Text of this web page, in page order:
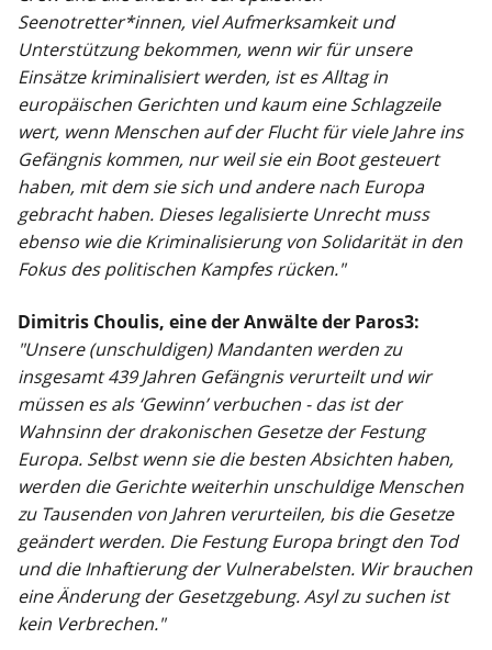
Seenotretter*innen, viel Aufmerksamkeit und
Unterstützung bekommen, wenn wir für unsere
Einsätze kriminalisiert werden, ist es Alltag in
europäischen Gerichten und kaum eine Schlagzeile
wert, wenn Menschen auf der Flucht für viele Jahre ins
Gefängnis kommen, nur weil sie ein Boot gesteuert
haben, mit dem sie sich und andere nach Europa
gebracht haben. Dieses legalisierte Unrecht muss
ebenso wie die Kriminalisierung von Solidarität in den
Fokus des politischen Kampfes rücken."
Dimitris Choulis, eine der Anwälte der Paros3:
"Unsere (unschuldigen) Mandanten werden zu
insgesamt 439 Jahren Gefängnis verurteilt und wir
müssen es als ‘Gewinn’ verbuchen - das ist der
Wahnsinn der drakonischen Gesetze der Festung
Europa. Selbst wenn sie die besten Absichten haben,
werden die Gerichte weiterhin unschuldige Menschen
zu Tausenden von Jahren verurteilen, bis die Gesetze
geändert werden. Die Festung Europa bringt den Tod
und die Inhaftierung der Vulnerabelsten. Wir brauchen
eine Änderung der Gesetzgebung. Asyl zu suchen ist
kein Verbrechen."